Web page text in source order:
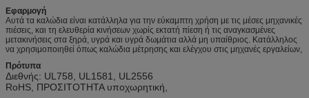
Εφαρμογή
Αυτά τα καλώδια είναι κατάλληλα για την εύκαμπτη χρήση με τις μέσες μηχανικές
πιέσεις, και τη ελευθερία κινήσεων χωρίς εκτατή πίεση ή τις αναγκασμένες
μετακινήσεις στα ξηρά, υγρά και υγρά δωμάτια αλλά μη υπαίθριος. Κατάλληλος
να χρησιμοποιηθεί όπως καλώδια μέτρησης και ελέγχου στις μηχανές εργαλείων,
Πρότυπα
Διεθνής: UL758, UL1581, UL2556
RoHS, ΠΡΟΣΙΤΟΤΗΤΑ υποχωρητική,